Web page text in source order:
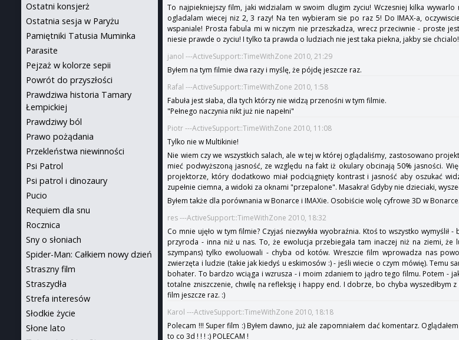
To najpiekniejszy film, jaki widzialam w swoim dlugim zyciu! Wczesniej kilka
ogladalam wiecej niz 2, 3 razy! Na ten wybieram sie po raz 5! Do IMAX-a,
wspaniale! Prosta fabula mi w niczym nie przeszkadza, wrecz przeciwnie - proste
niesie prawde o zyciu! I tylko ta prawda o ludziach nie jest taka piekna, jakby sie chcialo!
janol ---ActiveSupport::TimeWithZone 2010, 21:29
Byłem na tym filmie dwa razy i myślę, że pójdę jeszcze raz.
Rafal ---ActiveSupport::TimeWithZone 2010, 1:58
Fabuła jest słaba, dla tych którzy nie widzą przenośni w tym filmie.
"Pełnego naczynia nikt już nie napełni"
Piotr ---ActiveSupport::TimeWithZone 2010, 11:08
Tylko nie w Multikinie!
Nie wiem czy we wszystkich salach, ale w tej w której oglądaliśmy, zastosowano
mieć podwyższoną jasność, ze względu na fakt iż okulary obcinają 50% jasności.
projektorze, który dodatkowo miał podciągnięty kontrast i jasność aby oszukać
zupełnie ciemna, a widoki za oknami "przepalone". Masakra! Gdyby nie dzieciaki,
Byłem także dla porównania w Bonarce i IMAXie. Osobiście wolę cyfrowe 3D w
res ---ActiveSupport::TimeWithZone 2010, 18:32
Co mnie ujęło w tym filmie? Czyjaś niezwykła wyobraźnia. Ktoś to wszystko wymyślił
przyroda - inna niż u nas. To, że ewolucja przebiegała tam inaczej niż na ziemi,
szympans) tylko ewoluowali - chyba od kotów. Wreszcie film wprowadza nas
zwierzęta i ludzie (takie jak kiedyś u eskimosów :) - jeśli wiecie o czym mówię). Temu
bohater. To bardzo wciąga i wzrusza - i moim zdaniem to jądro tego filmu. Potem -
totalne zniszczenie, chwilę na refleksję i happy end. I dobrze, bo chyba wyszedłbym
film jeszcze raz. :)
Karol ---ActiveSupport::TimeWithZone 2010, 18:18
Polecam !!! Super film :) Byłem dawno, już ale zapomniałem dać komentarz.
to co 3d ! ! ! :) POLECAM !
Ostatni konsjerż
Ostatnia sesja w Paryżu
Pamiętniki Tatusia Muminka
Parasite
Pejzaż w kolorze sepii
Powrót do przyszłości
Prawdziwa historia Tamary
Łempickiej
Prawdziwy ból
Prawo pożądania
Przekleństwa niewinności
Psi Patrol
Psi patrol i dinozaury
Pucio
Requiem dla snu
Rocznica
Sny o słoniach
Spider-Man: Całkiem nowy dzień
Straszny film
Straszydła
Strefa interesów
Słodkie życie
Słone lato